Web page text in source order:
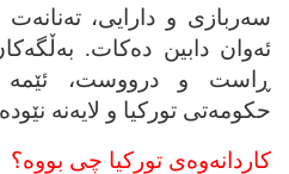
سه‌ربازی و دارایی، ته‌نانه‌ت
ئه‌وان دابین ده‌کات.
ڕاست و درووست، ئێمه‌
حکومه‌تی تورکیا و لایه‌نه‌
کاردانه‌وه‌ی تورکیا چی بووه‌؟